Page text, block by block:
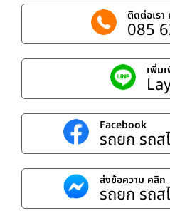
ติดต่อเรา
085
เพิ่ม
Facebook
รถยก รถส
ส่งข้อความ คลิก
รถยก รถส